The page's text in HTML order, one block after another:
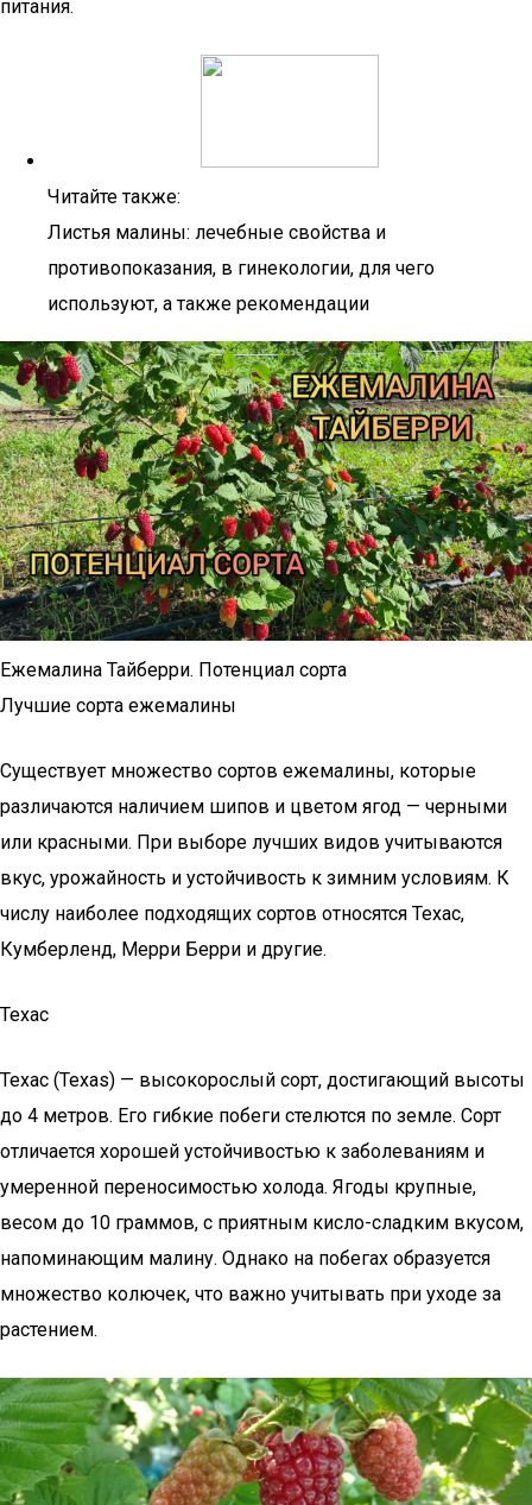
питания.
Читайте также:
Листья малины: лечебные свойства и
противопоказания, в гинекологии, для чего
используют, а также рекомендации
Ежемалина Тайберри. Потенциал сорта
Лучшие сорта ежемалины
Существует множество сортов ежемалины, которые
различаются наличием шипов и цветом ягод — черными
или красными. При выборе лучших видов учитываются
вкус, урожайность и устойчивость к зимним условиям. К
числу наиболее подходящих сортов относятся Техас,
Кумберленд, Мерри Берри и другие.
Техас
Техас (Texas) — высокорослый сорт, достигающий высоты
до 4 метров. Его гибкие побеги стелются по земле. Сорт
отличается хорошей устойчивостью к заболеваниям и
умеренной переносимостью холода. Ягоды крупные,
весом до 10 граммов, с приятным кисло-сладким вкусом,
напоминающим малину. Однако на побегах образуется
множество колючек, что важно учитывать при уходе за
растением.